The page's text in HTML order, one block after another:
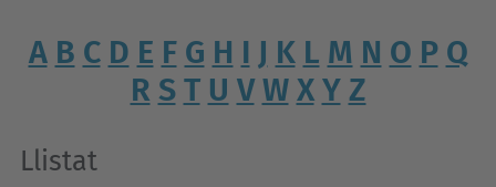
A B C D E F G H I J K L M N O P Q
R S T U V W X Y Z
Llistat